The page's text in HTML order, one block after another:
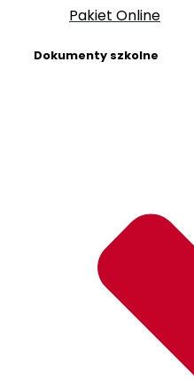
Pakiet Online
Dokumenty szkolne